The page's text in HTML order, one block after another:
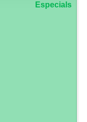
Especials